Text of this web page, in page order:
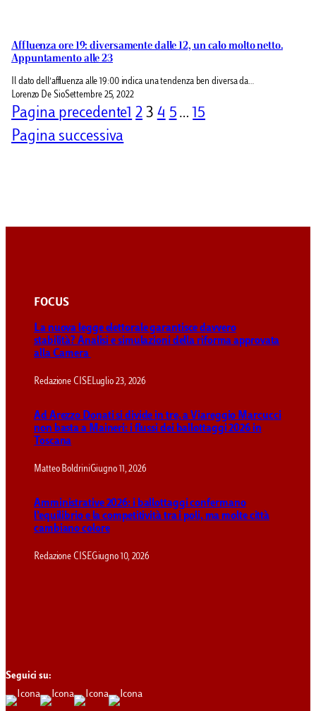
Affluenza ore 19: diversamente dalle 12, un calo molto netto.
Appuntamento alle 23
Il dato dell’affluenza alle 19:00 indica una tendenza ben diversa da…
Lorenzo De SioSettembre 25, 2022
Pagina precedente1 2 3 4 5 … 15
Pagina successiva
FOCUS
La nuova legge elettorale garantisce davvero
stabilità? Analisi e simulazioni della riforma approvata
alla Camera
Redazione CISELuglio 23, 2026
Ad Arezzo Donati si divide in tre, a Viareggio Marcucci
non basta a Maineri: i flussi dei ballottaggi 2026 in
Toscana
Matteo BoldriniGiugno 11, 2026
Amministrative 2026: i ballottaggi confermano
l’equilibrio e la competitività tra i poli, ma molte città
cambiano colore
Redazione CISEGiugno 10, 2026
Seguici su: